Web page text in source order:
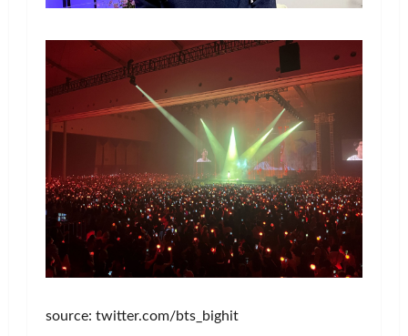
source: twitter.com/bts_bighit